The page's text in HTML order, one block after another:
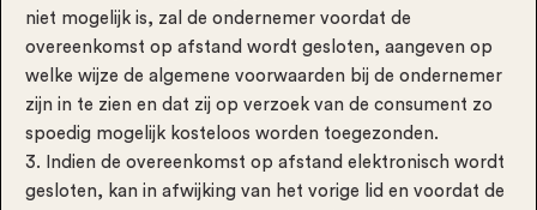
niet mogelijk is, zal de ondernemer voordat de
overeenkomst op afstand wordt gesloten, aangeven op
welke wijze de algemene voorwaarden bij de ondernemer
zijn in te zien en dat zij op verzoek van de consument zo
spoedig mogelijk kosteloos worden toegezonden.
3. Indien de overeenkomst op afstand elektronisch wordt
gesloten, kan in afwijking van het vorige lid en voordat de